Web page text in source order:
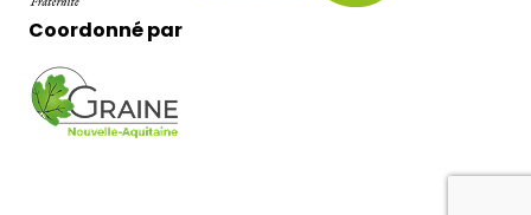
Coordonné par